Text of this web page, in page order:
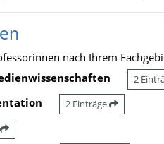
nach Ihrem
2
2 Einträge